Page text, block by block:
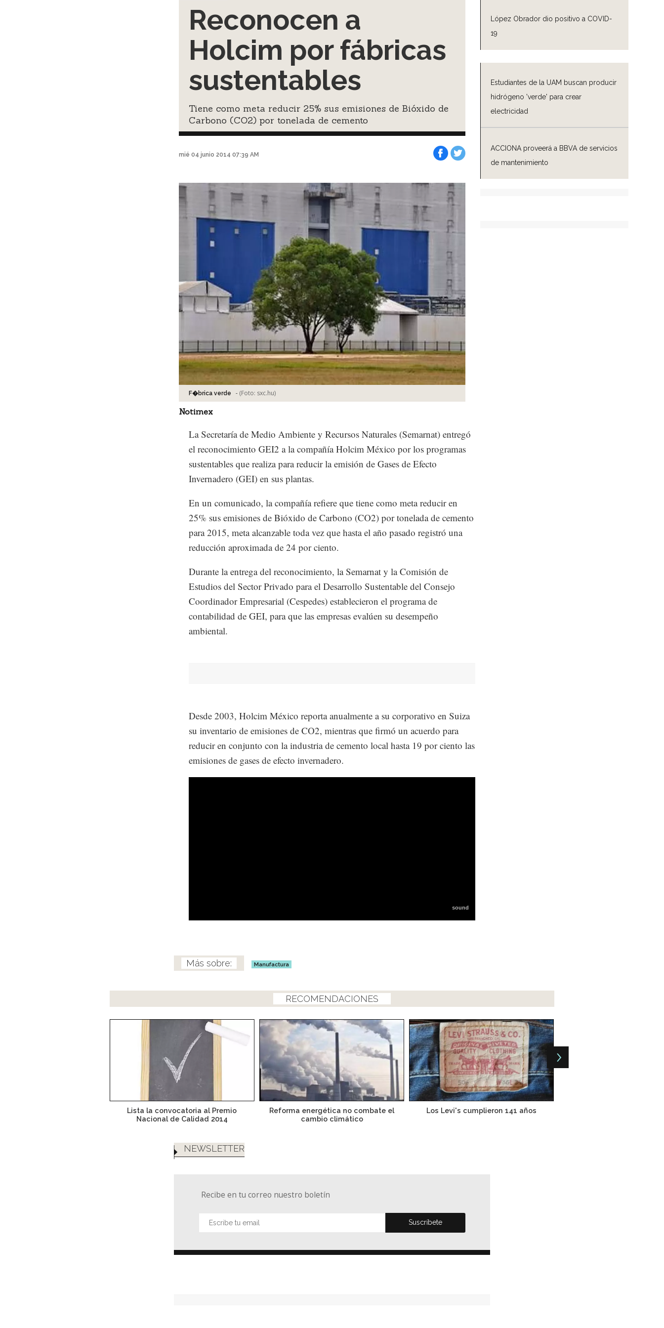
López Obrador dio positivo a COVID-
19
Estudiantes de la UAM buscan producir
hidrógeno 'verde' para crear
electricidad
ACCIONA proveerá a BBVA de servicios
de mantenimiento
Reconocen a
Holcim por fábricas
sustentables
Tiene como meta reducir 25% sus emisiones de Bióxido de
Carbono (CO2) por tonelada de cemento
mié 04 junio 2014 07:39 AM
F�brica verde - (Foto: sxc.hu)
Notimex
La Secretaría de Medio Ambiente y Recursos Naturales (Semarnat) entregó
el reconocimiento GEI2 a la compañía Holcim México por los programas
sustentables que realiza para reducir la emisión de Gases de Efecto
Invernadero (GEI) en sus plantas.
En un comunicado, la compañía refiere que tiene como meta reducir en
25% sus emisiones de Bióxido de Carbono (CO2) por tonelada de cemento
para 2015, meta alcanzable toda vez que hasta el año pasado registró una
reducción aproximada de 24 por ciento.
Durante la entrega del reconocimiento, la Semarnat y la Comisión de
Estudios del Sector Privado para el Desarrollo Sustentable del Consejo
Coordinador Empresarial (Cespedes) establecieron el programa de
contabilidad de GEI, para que las empresas evalúen su desempeño
ambiental.
Desde 2003, Holcim México reporta anualmente a su corporativo en Suiza
su inventario de emisiones de CO2, mientras que firmó un acuerdo para
reducir en conjunto con la industria de cemento local hasta 19 por ciento las
emisiones de gases de efecto invernadero.
Manufactura
RECOMENDACIONES
Lista la convocatoria al Premio
Nacional de Calidad 2014
Reforma energética no combate el
cambio climático
Los Levi's cumplieron 141 años
NEWSLETTER
Recibe en tu correo nuestro boletín